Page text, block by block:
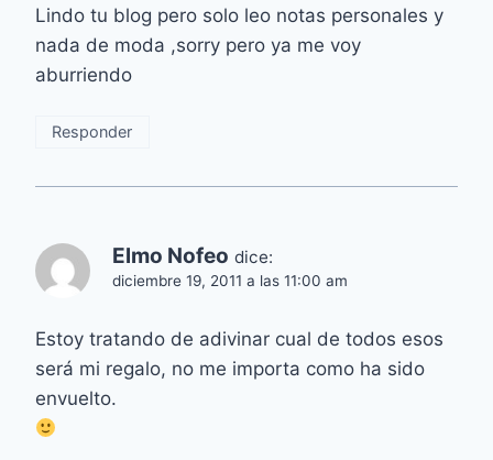
Lindo tu blog pero solo leo notas personales y
nada de moda ,sorry pero ya me voy
aburriendo
Responder
Elmo Nofeo dice:
diciembre 19, 2011 a las 11:00 am
Estoy tratando de adivinar cual de todos esos
será mi regalo, no me importa como ha sido
envuelto.